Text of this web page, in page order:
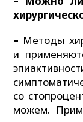
– Методы
и
со
можем.